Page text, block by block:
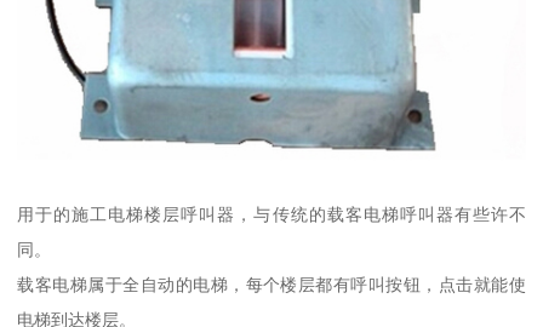
用于的施工电梯楼层呼叫器，与传统的载客电梯呼叫器有些许不
同。
载客电梯属于全自动的电梯，每个楼层都有呼叫按钮，点击就能使
电梯到达楼层。